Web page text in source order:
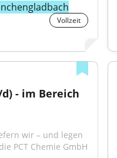
Vollzeit
- im Bereich
wir – und legen
PCT Chemie GmbH